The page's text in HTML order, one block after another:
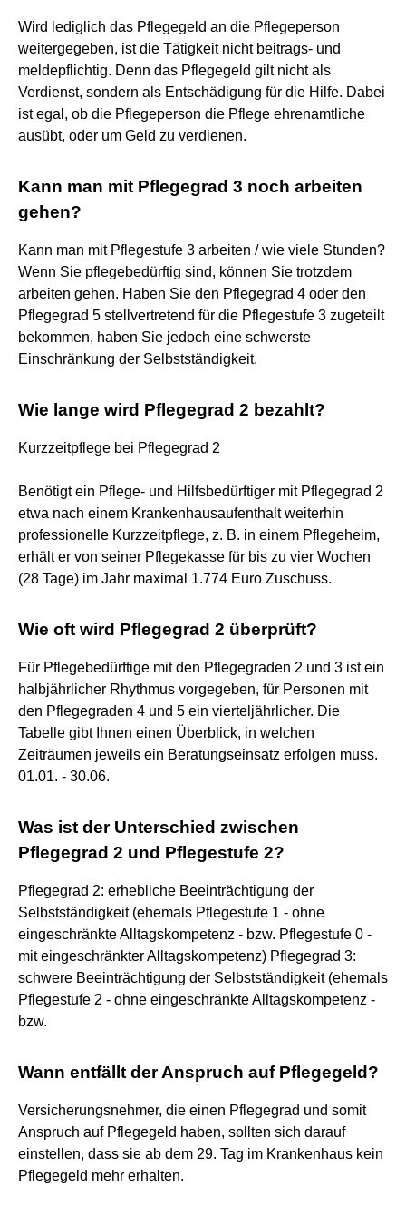
Wird lediglich das Pflegegeld an die Pflegeperson
weitergegeben, ist die Tätigkeit nicht beitrags- und
meldepflichtig. Denn das Pflegegeld gilt nicht als
Verdienst, sondern als Entschädigung für die Hilfe. Dabei
ist egal, ob die Pflegeperson die Pflege ehrenamtliche
ausübt, oder um Geld zu verdienen.
Kann man mit Pflegegrad 3 noch arbeiten
gehen?
Kann man mit Pflegestufe 3 arbeiten / wie viele Stunden?
Wenn Sie pflegebedürftig sind, können Sie trotzdem
arbeiten gehen. Haben Sie den Pflegegrad 4 oder den
Pflegegrad 5 stellvertretend für die Pflegestufe 3 zugeteilt
bekommen, haben Sie jedoch eine schwerste
Einschränkung der Selbstständigkeit.
Wie lange wird Pflegegrad 2 bezahlt?
Kurzzeitpflege bei Pflegegrad 2
Benötigt ein Pflege- und Hilfsbedürftiger mit Pflegegrad 2
etwa nach einem Krankenhausaufenthalt weiterhin
professionelle Kurzzeitpflege, z. B. in einem Pflegeheim,
erhält er von seiner Pflegekasse für bis zu vier Wochen
(28 Tage) im Jahr maximal 1.774 Euro Zuschuss.
Wie oft wird Pflegegrad 2 überprüft?
Für Pflegebedürftige mit den Pflegegraden 2 und 3 ist ein
halbjährlicher Rhythmus vorgegeben, für Personen mit
den Pflegegraden 4 und 5 ein vierteljährlicher. Die
Tabelle gibt Ihnen einen Überblick, in welchen
Zeiträumen jeweils ein Beratungseinsatz erfolgen muss.
01.01. - 30.06.
Was ist der Unterschied zwischen
Pflegegrad 2 und Pflegestufe 2?
Pflegegrad 2: erhebliche Beeinträchtigung der
Selbstständigkeit (ehemals Pflegestufe 1 - ohne
eingeschränkte Alltagskompetenz - bzw. Pflegestufe 0 -
mit eingeschränkter Alltagskompetenz) Pflegegrad 3:
schwere Beeinträchtigung der Selbstständigkeit (ehemals
Pflegestufe 2 - ohne eingeschränkte Alltagskompetenz -
bzw.
Wann entfällt der Anspruch auf Pflegegeld?
Versicherungsnehmer, die einen Pflegegrad und somit
Anspruch auf Pflegegeld haben, sollten sich darauf
einstellen, dass sie ab dem 29. Tag im Krankenhaus kein
Pflegegeld mehr erhalten.